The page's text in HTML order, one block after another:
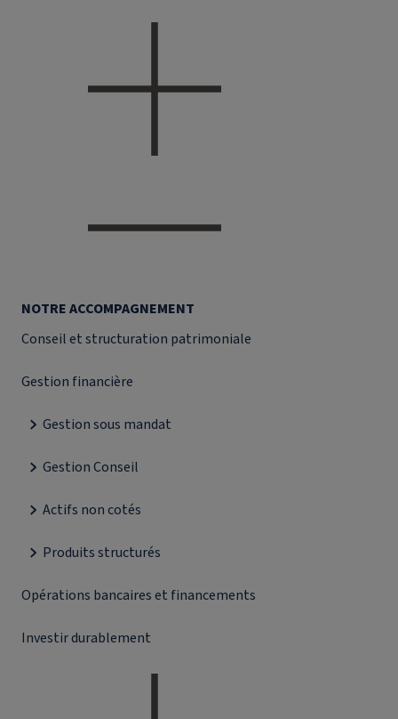
NOTRE ACCOMPAGNEMENT
Conseil et structuration patrimoniale
Gestion financière
Gestion sous mandat
Gestion Conseil
Actifs non cotés
Produits structurés
Opérations bancaires et financements
Investir durablement